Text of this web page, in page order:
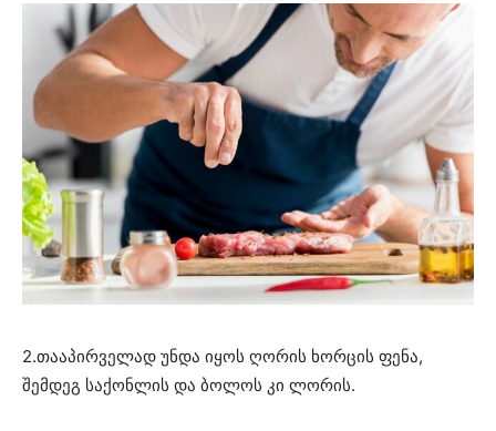
2.თააპირველად უნდა იყოს ღორის ხორცის ფენა,
შემდეგ საქონლის და ბოლოს კი ლორის.